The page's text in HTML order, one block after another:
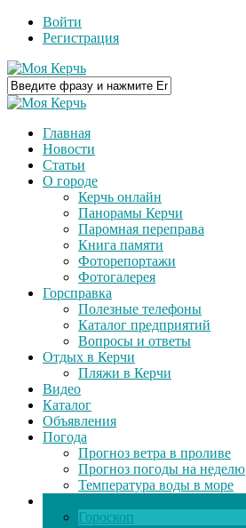
Войти
Регистрация
Главная
Новости
Статьи
О городе
Керчь онлайн
Панорамы Керчи
Паромная переправа
Книга памяти
Фоторепортажи
Фотогалерея
Горсправка
Полезные телефоны
Каталог предприятий
Вопросы и ответы
Отдых в Керчи
Пляжи в Керчи
Видео
Каталог
Объявления
Погода
Прогноз ветра в проливе
Прогноз погоды на неделю
Температура воды в море
Гороскоп